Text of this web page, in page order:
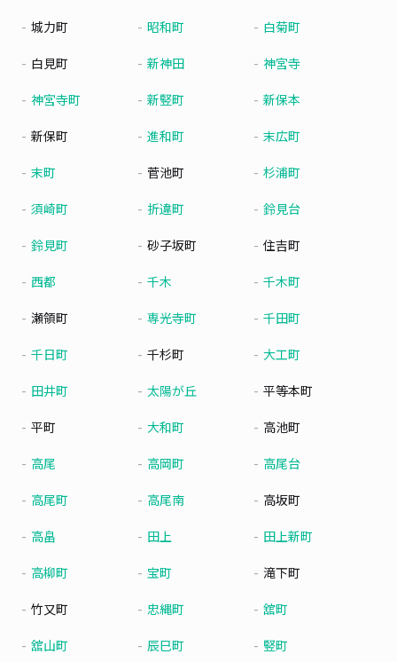
城力町 昭和町 白菊町
白見町 新神田 神宮寺
神宮寺町 新竪町 新保本
新保町 進和町 末広町
末町 菅池町 杉浦町
須崎町 折違町 鈴見台
鈴見町 砂子坂町 住吉町
西都 千木 千木町
瀬領町 専光寺町 千田町
千日町 千杉町 大工町
田井町 太陽が丘 平等本町
平町 大和町 高池町
高尾 高岡町 高尾台
高尾町 高尾南 高坂町
高畠 田上 田上新町
高柳町 宝町 滝下町
竹又町 忠縄町 舘町
舘山町 辰巳町 竪町